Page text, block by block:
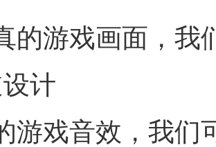
的游戏画面，我
计
游戏音效，我们